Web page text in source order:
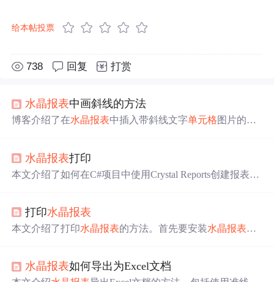
给本帖投票
738 回复 打赏
水晶报表中画斜线的方法
博客介绍了在水晶报表中插入带斜线文字单元格图片的两
元格，通过打印屏幕、粘贴等操作在“画图”中处理保存后
插入。
水晶报表打印
本文介绍了如何在C#项目中使用Crystal Reports创建报表并
QL语句。接着，创建
置页面大小和标题。最后，提供了两种在控制器中处理数
打印水晶报表
本文介绍了打印水晶报表的方法。首先要安装水晶报表插
转化为DataTable类型，最后做好打印报表的准备工作，将
报表模板转化为文件流以pdf格式打开。
水晶报表如何导出为Excel文档